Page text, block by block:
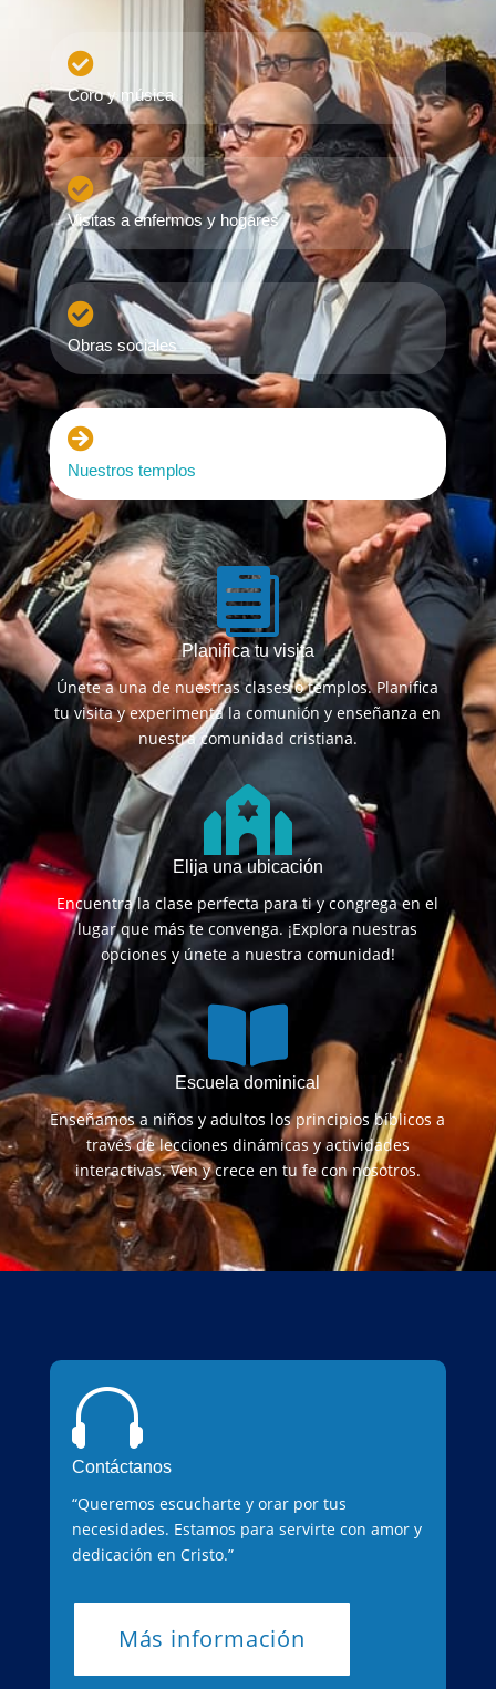

Coro y música

Visitas a enfermos y hogares

Obras sociales

Nuestros templos

Planifica tu visita
Únete a una de nuestras clases o templos. Planifica
tu visita y experimenta la comunión y enseñanza en
nuestra comunidad cristiana.

Elija una ubicación
Encuentra la clase perfecta para ti y congrega en el
lugar que más te convenga. ¡Explora nuestras
opciones y únete a nuestra comunidad!

Escuela dominical
Enseñamos a niños y adultos los principios bíblicos a
través de lecciones dinámicas y actividades
interactivas. Ven y crece en tu fe con nosotros.

Contáctanos
“Queremos escucharte y orar por tus
necesidades. Estamos para servirte con amor y
dedicación en Cristo.”
Más información